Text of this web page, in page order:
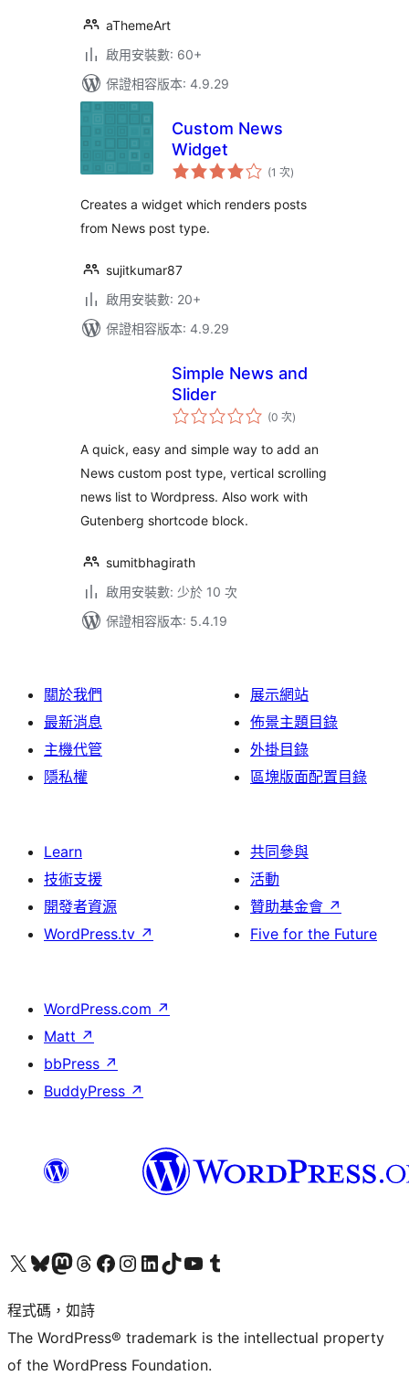
aThemeArt
啟用安裝數: 60+
保證相容版本: 4.9.29
Custom News
Widget
(1 次評
分
數
)
Creates a widget which renders posts
from News post type.
sujitkumar87
啟用安裝數: 20+
保證相容版本: 4.9.29
Simple News and
Slider
(0 次評
分
數
)
A quick, easy and simple way to add an
News custom post type, vertical scrolling
news list to Wordpress. Also work with
Gutenberg shortcode block.
sumitbhagirath
啟用安裝數: 少於 10 次
保證相容版本: 5.4.19
關於我們
最新消息
主機代管
隱私權
展示網站
佈景主題目錄
外掛目錄
區塊版面配置目錄
Learn
技術支援
開發者資源
WordPress.tv ↗
共同參與
活動
贊助基金會 ↗
Five for the Future
WordPress.com ↗
Matt ↗
bbPress ↗
BuddyPress ↗
查看我們的 X (之前的 Twitter) 帳號造訪我們的 Bluesky 帳號造訪我們的 Mastodon 帳號造訪我們的 Threads 帳號 造訪我們的 Facebook 粉絲專頁Visit our Instagram account
Visit our LinkedIn account
造訪我們的 TikTok 帳號Visit our YouTube channel
造訪我們的 Tumblr 帳號
程式碼，如詩
The WordPress® trademark is the intellectual property
of the WordPress Foundation.